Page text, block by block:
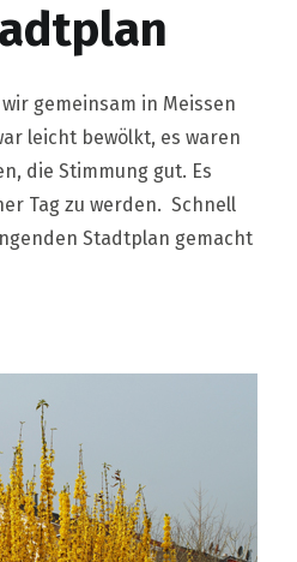
gemeinsam in Meissen
leicht bewölkt, es waren
die Stimmung gut. Es
Tag zu werden. Schnell
Stadtplan gemacht